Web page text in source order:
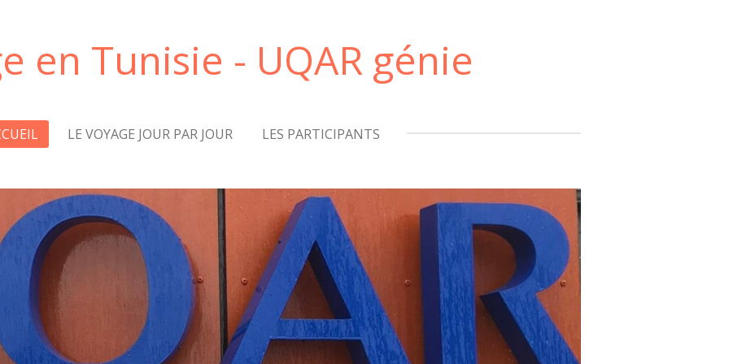
en Tunisie - UQAR génie
LE VOYAGE JOUR PAR JOUR LES PARTICIPANTS